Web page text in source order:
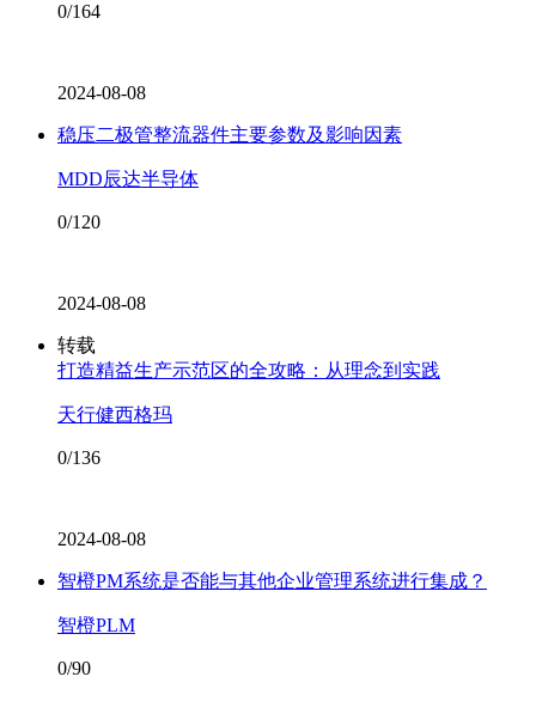
0/164
2024-08-08
稳压二极管整流器件主要参数及影响因素
MDD辰达半导体
0/120
2024-08-08
转载
打造精益生产示范区的全攻略：从理念到实践
天行健西格玛
0/136
2024-08-08
智橙PM系统是否能与其他企业管理系统进行集成？
智橙PLM
0/90